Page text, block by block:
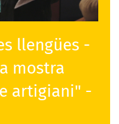
llengües -
mostra
artigiani" -